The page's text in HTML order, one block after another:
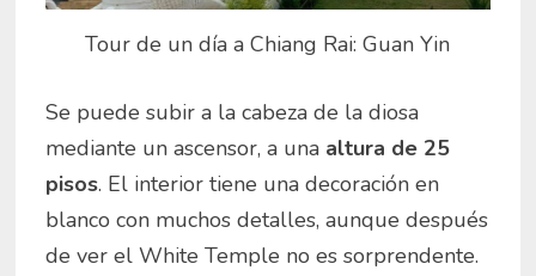
Tour de un día a Chiang Rai: Guan Yin
Se puede subir a la cabeza de la diosa
mediante un ascensor, a una altura de 25
pisos. El interior tiene una decoración en
blanco con muchos detalles, aunque después
de ver el White Temple no es sorprendente.